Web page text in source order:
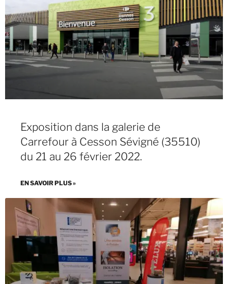
Exposition dans la galerie de
Carrefour à Cesson Sévigné (35510)
du 21 au 26 février 2022.
EN SAVOIR PLUS »